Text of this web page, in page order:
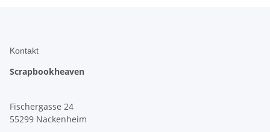
Kontakt
Scrapbookheaven
Fischergasse 24
55299 Nackenheim